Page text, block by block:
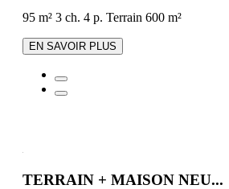
95 m² 3 ch. 4 p. Terrain 600 m²
EN SAVOIR PLUS
TERRAIN + MAISON NEU...